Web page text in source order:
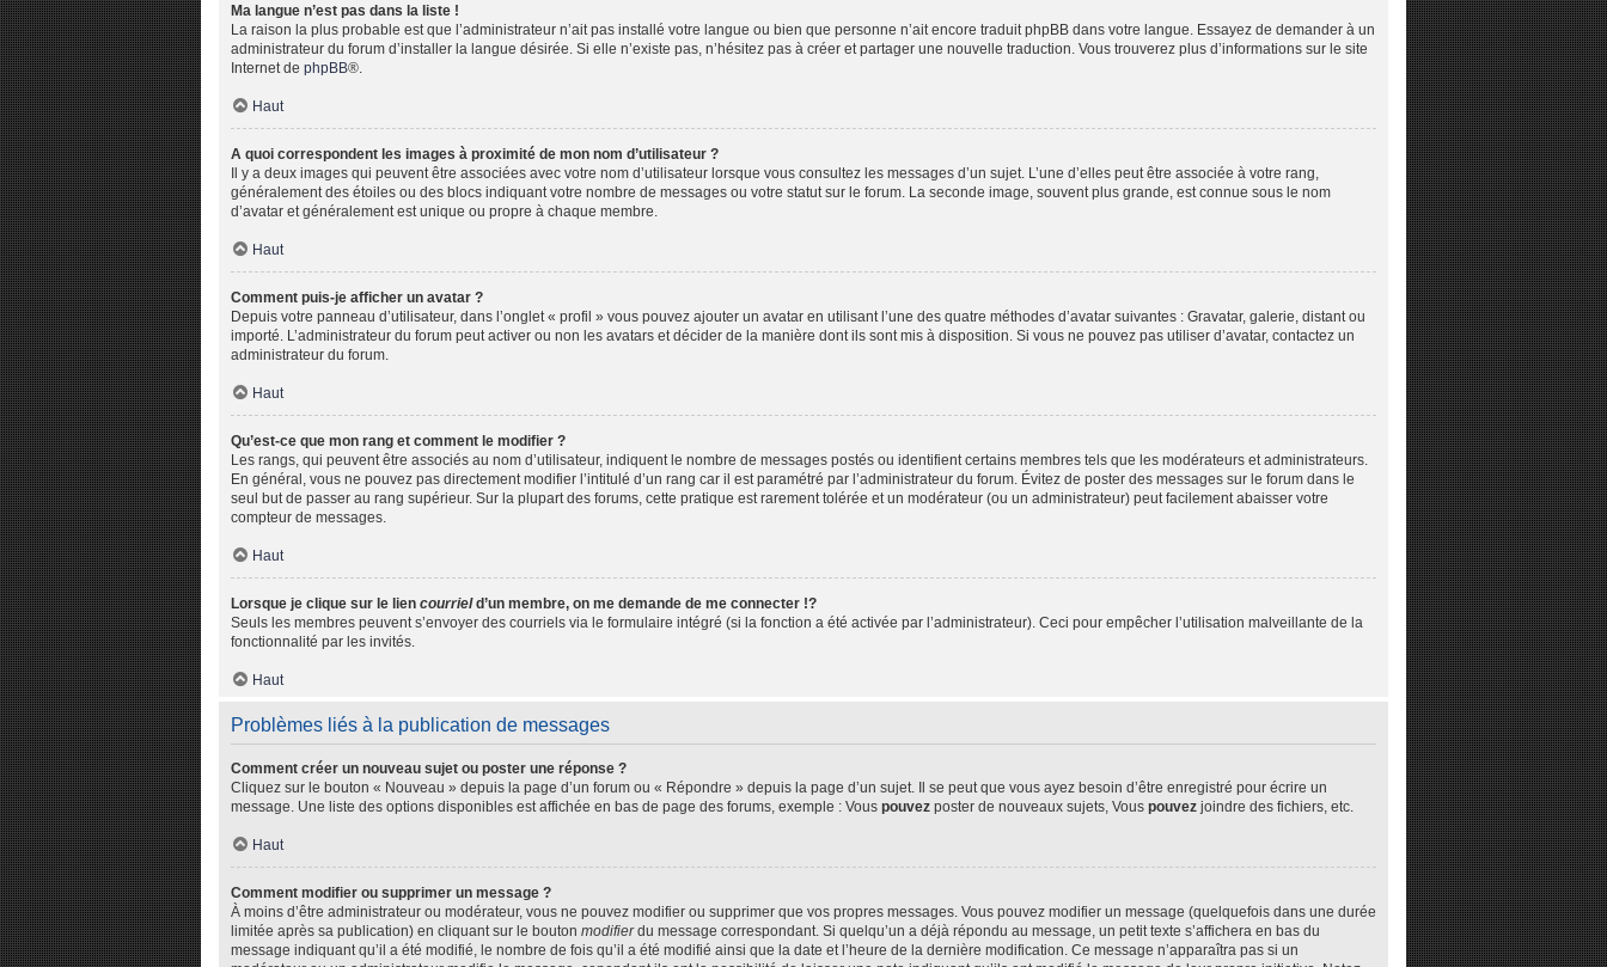
Ma langue n’est pas dans la liste !
La raison la plus probable est que l’administrateur n’ait pas installé votre langue ou bien que personne n’ait encore traduit phpBB dans votre langue. Essayez de demander à un
administrateur du forum d’installer la langue désirée. Si elle n’existe pas, n’hésitez pas à créer et partager une nouvelle traduction. Vous trouverez plus d’informations sur le site
Internet de phpBB®.
Haut
A quoi correspondent les images à proximité de mon nom d’utilisateur ?
Il y a deux images qui peuvent être associées avec votre nom d’utilisateur lorsque vous consultez les messages d’un sujet. L’une d’elles peut être associée à votre rang,
généralement des étoiles ou des blocs indiquant votre nombre de messages ou votre statut sur le forum. La seconde image, souvent plus grande, est connue sous le nom
d’avatar et généralement est unique ou propre à chaque membre.
Haut
Comment puis-je afficher un avatar ?
Depuis votre panneau d’utilisateur, dans l’onglet « profil » vous pouvez ajouter un avatar en utilisant l’une des quatre méthodes d’avatar suivantes : Gravatar, galerie, distant ou
importé. L’administrateur du forum peut activer ou non les avatars et décider de la manière dont ils sont mis à disposition. Si vous ne pouvez pas utiliser d’avatar, contactez un
administrateur du forum.
Haut
Qu’est-ce que mon rang et comment le modifier ?
Les rangs, qui peuvent être associés au nom d’utilisateur, indiquent le nombre de messages postés ou identifient certains membres tels que les modérateurs et administrateurs.
En général, vous ne pouvez pas directement modifier l’intitulé d’un rang car il est paramétré par l’administrateur du forum. Évitez de poster des messages sur le forum dans le
seul but de passer au rang supérieur. Sur la plupart des forums, cette pratique est rarement tolérée et un modérateur (ou un administrateur) peut facilement abaisser votre
compteur de messages.
Haut
Lorsque je clique sur le lien courrield’un membre, on me demande de me connecter !?
Seuls les membres peuvent s’envoyer des courriels via le formulaire intégré (si la fonction a été activée par l’administrateur). Ceci pour empêcher l’utilisation malveillante de la
fonctionnalité par les invités.
Haut
Problèmes liés à la publication de messages
Comment créer un nouveau sujet ou poster une réponse ?
Cliquez sur le bouton « Nouveau » depuis la page d’un forum ou « Répondre » depuis la page d’un sujet. Il se peut que vous ayez besoin d’être enregistré pour écrire un
message. Une liste des options disponibles est affichée en bas de page des forums, exemple : Vous pouvez poster de nouveaux sujets, Vous pouvez joindre des fichiers, etc.
Haut
Comment modifier ou supprimer un message ?
À moins d’être administrateur ou modérateur, vous ne pouvez modifier ou supprimer que vos propres messages. Vous pouvez modifier un message (quelquefois dans une durée
limitée après sa publication) en cliquant sur le bouton modifierdu message correspondant. Si quelqu’un a déjà répondu au message, un petit texte s’affichera en bas du
message indiquant qu’il a été modifié, le nombre de fois qu’il a été modifié ainsi que la date et l’heure de la dernière modification. Ce message n’apparaîtra pas si un